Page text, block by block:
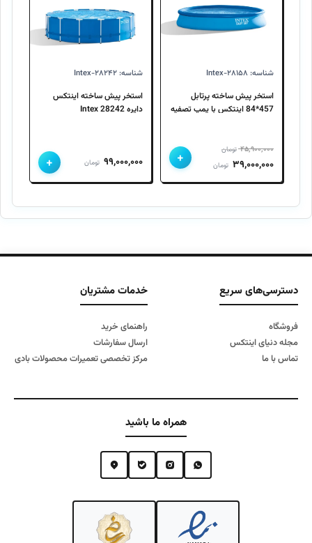
شناسه: Intex-۲۸۱۵۸
استخر پیش ساخته پرتابل
457*84 اینتکس با پمپ تصفیه
۴۵,۹۰۰,۰۰۰ تومان
قیمت
اصلی
۳۹,۰۰۰,۰۰۰ تومانقیمت
فعلی
+
شناسه: Intex-۲۸۲۴۲
استخر پیش ساخته اینتکس
دایره 28242 Intex
۹۹,۰۰۰,۰۰۰ تومان +
دسترسی‌های سریع
فروشگاه
مجله دنیای اینتکس
تماس با ما
خدمات مشتریان
راهنمای خرید
ارسال سفارشات
مرکز تخصصی تعمیرات محصولات بادی
همراه ما باشید